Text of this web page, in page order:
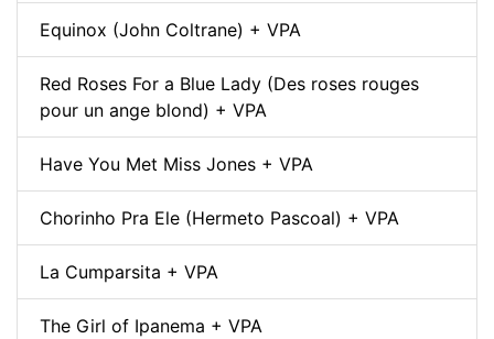
Equinox (John Coltrane) + VPA
Red Roses For a Blue Lady (Des roses rouges
pour un ange blond) + VPA
Have You Met Miss Jones + VPA
Chorinho Pra Ele (Hermeto Pascoal) + VPA
La Cumparsita + VPA
The Girl of Ipanema + VPA